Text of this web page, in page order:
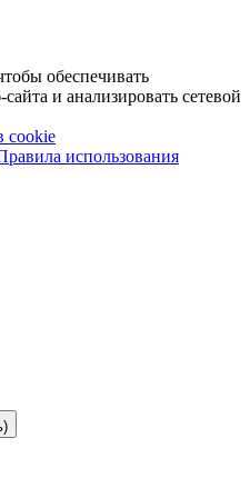
обеспечивать
и анализировать сетевой
cookie
использования